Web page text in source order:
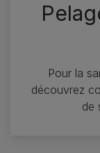
Pour la
découvrez
de